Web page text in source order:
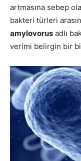
artmasına sebep
bakteri türleri
amylovorus adlı
verimi belirgin bir